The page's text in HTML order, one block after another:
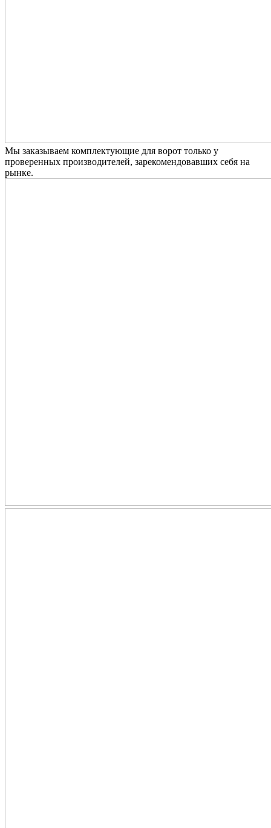
Мы заказываем комплектующие для ворот только у
проверенных производителей, зарекомендовавших себя на
рынке.